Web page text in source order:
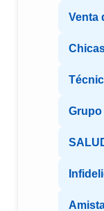
Venta
Grupo